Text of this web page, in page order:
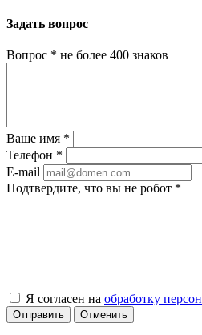
Задать вопрос
Вопрос * не более 400 знаков
Ваше имя *
Телефон *
E-mail
Подтвердите, что вы не робот *
Я согласен на обработку
Отправить Отменить